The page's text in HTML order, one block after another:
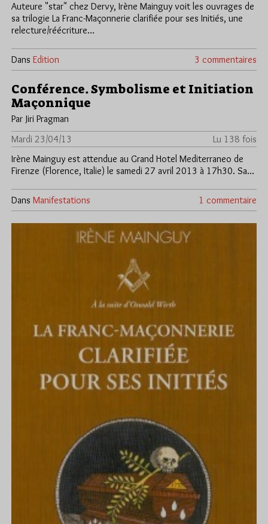
Auteure "star" chez Dervy, Irène Mainguy voit les ouvrages de
sa trilogie La Franc-Maçonnerie clarifiée pour ses Initiés, une
relecture/réécriture…
Dans Edition 3 commentaires
Conférence. Symbolisme et Initiation
Maçonnique
Par Jiri Pragman
Mardi 23/04/13
Lu 138 fois
Irène Mainguy est attendue au Grand Hotel Mediterraneo de
Firenze (Florence, Italie) le samedi 27 avril 2013 à 17h30. Sa…
Dans Manifestations 1 commentaire